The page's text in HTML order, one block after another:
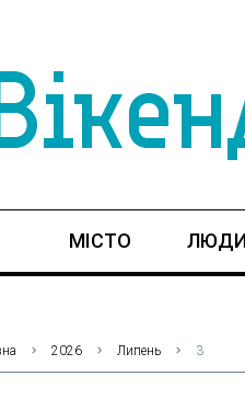
МІСТО ЛЮДИ
2026 Липень 3